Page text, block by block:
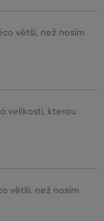
větší, než nosím
velikosti, kterou
větší, než nosím